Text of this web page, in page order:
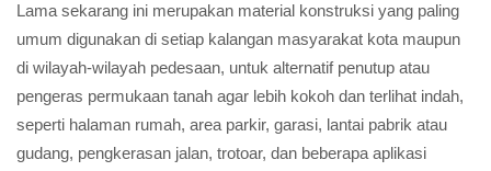
Lama sekarang ini merupakan material konstruksi yang paling
umum digunakan di setiap kalangan masyarakat kota maupun
di wilayah-wilayah pedesaan, untuk alternatif penutup atau
pengeras permukaan tanah agar lebih kokoh dan terlihat indah,
seperti halaman rumah, area parkir, garasi, lantai pabrik atau
gudang, pengkerasan jalan, trotoar, dan beberapa aplikasi